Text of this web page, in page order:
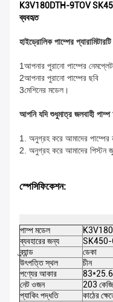
K3V180DTH-9TOV
ব্যবহৃত
হাইড্রোলিক পাম্পের
1আপনার পুরানো পাম্পের নেমপ্লেট
2আপনার পুরানো পাম্পের ছবি
3মেশিনের মডেল।
আপনি যদি শুধুমাত্র জলবাহী
1. অনুগ্রহ করে আমাদের পাম্পের
2. অনুগ্রহ করে আমাদের পিস্টন
স্পেসিফিকেশন:
পাম্প মডেল
ব্যবহারের জন্য
ব্র্যান্ড
ডেকা
উৎপত্তি স্থল
চীন
পণ্যের আকার
নেট ওজন
203 কেজি
প্যাকিং পদ্ধতি
কাঠের